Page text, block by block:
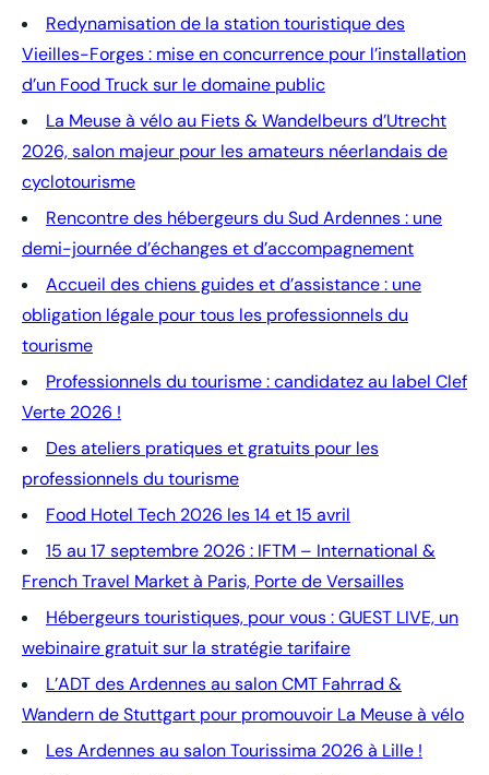
Redynamisation de la station touristique des
Vieilles-Forges : mise en concurrence pour l’installation
d’un Food Truck sur le domaine public
La Meuse à vélo au Fiets & Wandelbeurs d’Utrecht
2026, salon majeur pour les amateurs néerlandais de
cyclotourisme
Rencontre des hébergeurs du Sud Ardennes : une
demi-journée d’échanges et d’accompagnement
Accueil des chiens guides et d’assistance : une
obligation légale pour tous les professionnels du
tourisme
Professionnels du tourisme : candidatez au label Clef
Verte 2026 !
Des ateliers pratiques et gratuits pour les
professionnels du tourisme
Food Hotel Tech 2026 les 14 et 15 avril
15 au 17 septembre 2026 : IFTM – International &
French Travel Market à Paris, Porte de Versailles
Hébergeurs touristiques, pour vous : GUEST LIVE, un
webinaire gratuit sur la stratégie tarifaire
L’ADT des Ardennes au salon CMT Fahrrad &
Wandern de Stuttgart pour promouvoir La Meuse à vélo
Les Ardennes au salon Tourissima 2026 à Lille !